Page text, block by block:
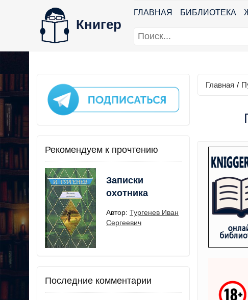
Книгер
ГЛАВНАЯ БИБЛИОТЕКА
Рекомендуем к прочтению
Записки
охотника
Автор: Тургенев Иван
Сергеевич
Последние комментарии
Главная /